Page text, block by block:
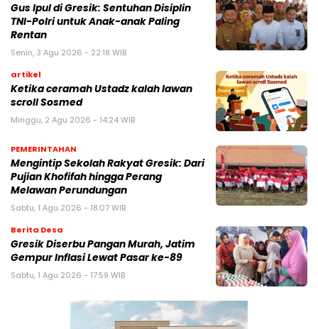
Gus Ipul di Gresik: Sentuhan Disiplin
TNI-Polri untuk Anak-anak Paling
Rentan
Senin, 3 Agu 2026 - 22:18 WIB
artikel
Ketika ceramah Ustadz kalah lawan
scroll Sosmed
Minggu, 2 Agu 2026 - 14:24 WIB
PEMERINTAHAN
Mengintip Sekolah Rakyat Gresik: Dari
Pujian Khofifah hingga Perang
Melawan Perundungan
Sabtu, 1 Agu 2026 - 18:07 WIB
Berita Desa
Gresik Diserbu Pangan Murah, Jatim
Gempur Inflasi Lewat Pasar ke-89
Sabtu, 1 Agu 2026 - 17:59 WIB